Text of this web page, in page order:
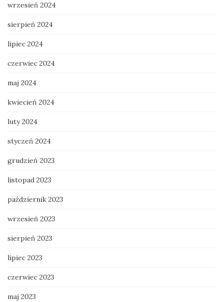
wrzesień 2024
sierpień 2024
lipiec 2024
czerwiec 2024
maj 2024
kwiecień 2024
luty 2024
styczeń 2024
grudzień 2023
listopad 2023
październik 2023
wrzesień 2023
sierpień 2023
lipiec 2023
czerwiec 2023
maj 2023